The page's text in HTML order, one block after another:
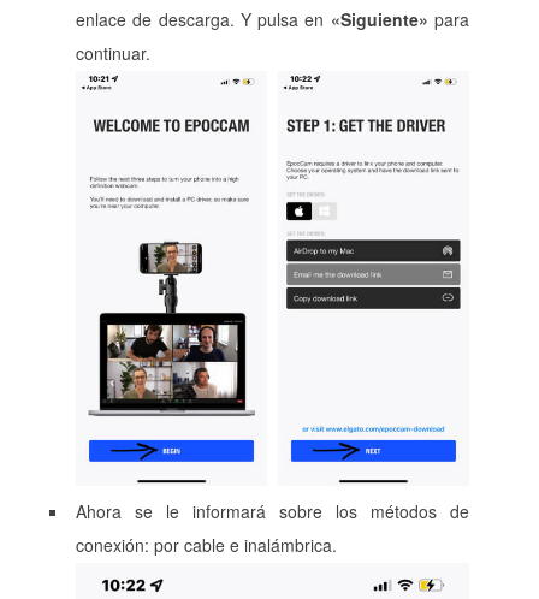
enlace de descarga. Y pulsa en «Siguiente» para
continuar.
Ahora se le informará sobre los métodos de
conexión: por cable e inalámbrica.